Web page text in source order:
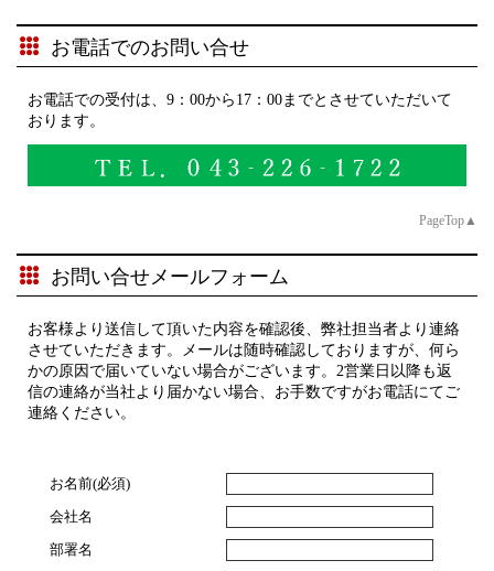
お電話でのお問い合せ
お電話での受付は、9：00から17：00までとさせていただいて
おります。
PageTop▲
お問い合せメールフォーム
お客様より送信して頂いた内容を確認後、弊社担当者より連絡
させていただきます。メールは随時確認しておりますが、何ら
かの原因で届いていない場合がございます。2営業日以降も返
信の連絡が当社より届かない場合、お手数ですがお電話にてご
連絡ください。
お名前(必須)
会社名
部署名